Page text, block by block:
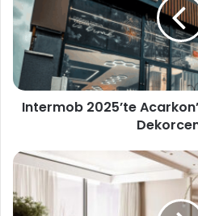
Intermob 2025’te